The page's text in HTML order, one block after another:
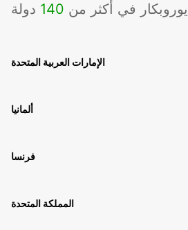
في أكثر من 140 دولة
الإمارات العربية المتحدة
ألمانيا
فرنسا
المملكة المتحدة